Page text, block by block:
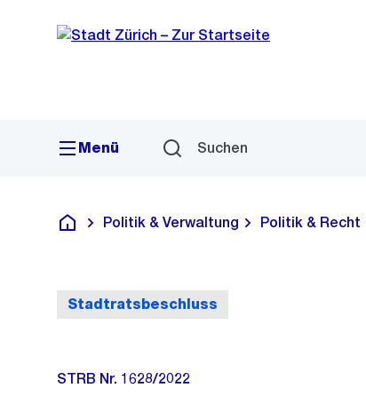
Navigation
Sprunglink
Menü Suchen
Deutsch
Politik & Verwaltung Politik & Recht
Stadtratsbeschluss
STRB Nr. 1628/2022